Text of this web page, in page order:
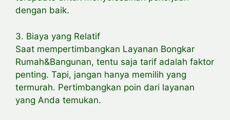
dengan baik.
3. Biaya yang Relatif
Saat mempertimbangkan Layanan Bongkar
Rumah&Bangunan, tentu saja tarif adalah faktor
penting. Tapi, jangan hanya memilih yang
termurah. Pertimbangkan poin dari layanan
yang Anda temukan.